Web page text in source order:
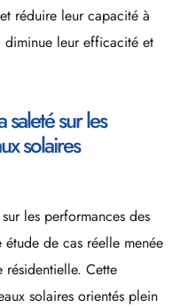
réduire leur capacité à
leur efficacité et
saleté sur les
solaires
les performances des
étude de cas réelle menée
résidentielle. Cette
solaires orientés plein